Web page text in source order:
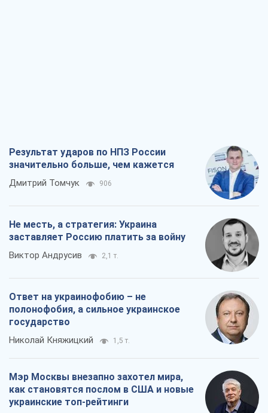
Результат ударов по НПЗ России
значительно больше, чем кажется
Дмитрий Томчук 906
Не месть, а стратегия: Украина
заставляет Россию платить за войну
Виктор Андрусив 2,1 т.
Ответ на украинофобию – не
полонофобия, а сильное украинское
государство
Николай Княжицкий 1,5 т.
Мэр Москвы внезапно захотел мира,
как становятся послом в США и новые
украинские топ-рейтинги